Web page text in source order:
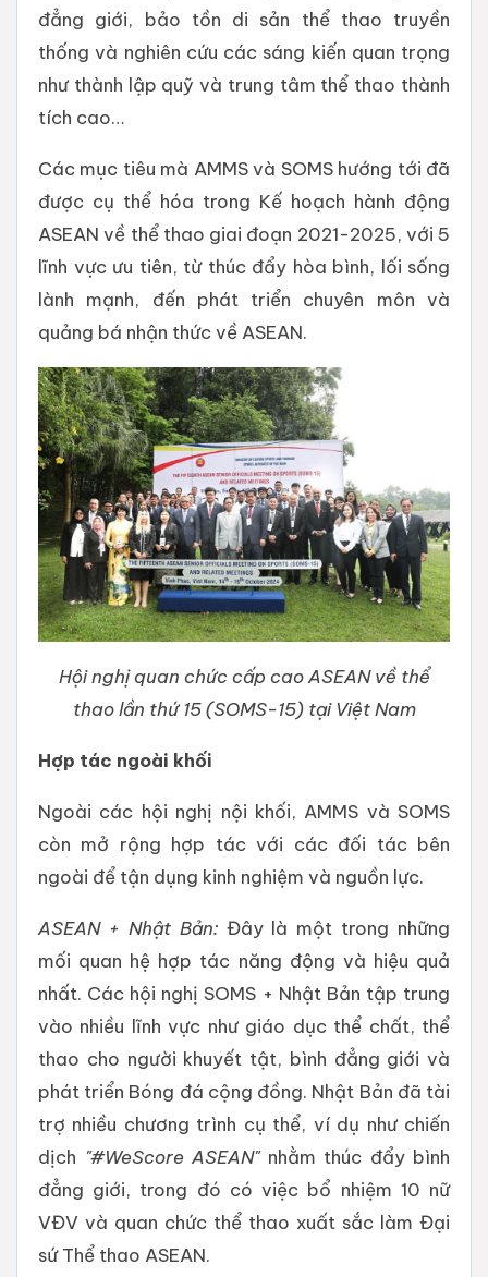
đẳng giới, bảo tồn di sản thể thao truyền
thống và nghiên cứu các sáng kiến quan trọng
như thành lập quỹ và trung tâm thể thao thành
tích cao…
Các mục tiêu mà AMMS và SOMS hướng tới đã
được cụ thể hóa trong Kế hoạch hành động
ASEAN về thể thao giai đoạn 2021-2025, với 5
lĩnh vực ưu tiên, từ thúc đẩy hòa bình, lối sống
lành mạnh, đến phát triển chuyên môn và
quảng bá nhận thức về ASEAN.
Hội nghị quan chức cấp cao ASEAN về thể
thao lần thứ 15 (SOMS-15) tại Việt Nam
Hợp tác ngoài khối
Ngoài các hội nghị nội khối, AMMS và SOMS
còn mở rộng hợp tác với các đối tác bên
ngoài để tận dụng kinh nghiệm và nguồn lực.
ASEAN + Nhật Bản:Đây là một trong những
mối quan hệ hợp tác năng động và hiệu quả
nhất. Các hội nghị SOMS + Nhật Bản tập trung
vào nhiều lĩnh vực như giáo dục thể chất, thể
thao cho người khuyết tật, bình đẳng giới và
phát triển Bóng đá cộng đồng. Nhật Bản đã tài
trợ nhiều chương trình cụ thể, ví dụ như chiến
dịch "#WeScore ASEAN"nhằm thúc đẩy bình
đẳng giới, trong đó có việc bổ nhiệm 10 nữ
VĐV và quan chức thể thao xuất sắc làm Đại
sứ Thể thao ASEAN.